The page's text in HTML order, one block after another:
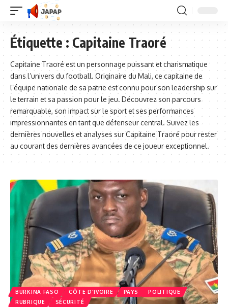
Étiquette :Capitaine Traoré
Capitaine Traoré est un personnage puissant et charismatique
dans l’univers du football. Originaire du Mali, ce capitaine de
l’équipe nationale de sa patrie est connu pour son leadership sur
le terrain et sa passion pour le jeu. Découvrez son parcours
remarquable, son impact sur le sport et ses performances
impressionnantes en tant que défenseur central. Suivez les
dernières nouvelles et analyses sur Capitaine Traoré pour rester
au courant des dernières avancées de ce joueur exceptionnel.
BURKINA FASO CÔTE D'IVOIRE PAYS
POLITIQUE
RUBRIQUE
SÉCURITÉ